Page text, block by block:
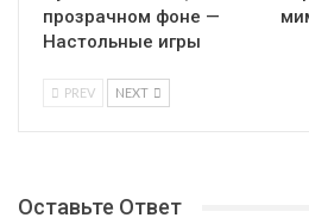
прозрачном фоне —
Настольные игры
PREV NEXT
Оставьте Ответ